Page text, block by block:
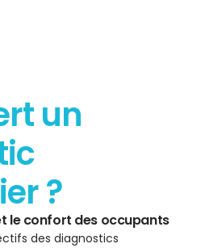
un
?
le confort des occupants
des diagnostics